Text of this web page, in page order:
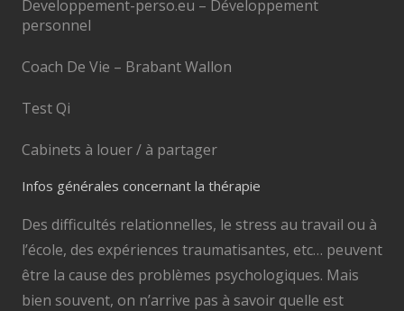
Developpement-perso.eu – Développement
personnel
Coach De Vie – Brabant Wallon
Test Qi
Cabinets à louer / à partager
Infos générales concernant la thérapie
Des difficultés relationnelles, le stress au travail ou à
l’école, des expériences traumatisantes, etc… peuvent
être la cause des problèmes psychologiques. Mais
bien souvent, on n’arrive pas à savoir quelle est